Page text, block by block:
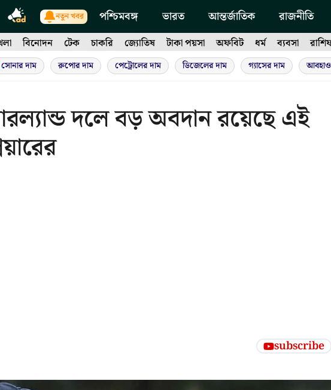
নতুন খবর পশ্চিমবঙ্গ ভারত আন্তর্জাতিক রাজনীতি
বিনোদন টেক চাকরি জ্যোতিষ টাকা পয়সা অফবিট ধর্ম ব্যবসা
সোনার দাম রুপোর দাম পেট্রোলের দাম ডিজেলের দাম গ্যাসের দাম
দলে বড় অবদান রয়েছে এই
subscribe